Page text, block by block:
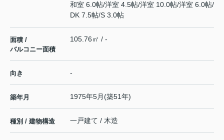
和室 6.0帖/洋室 4.5帖/洋室 10.0帖/洋室 6.0帖/
DK 7.5帖/S 3.0帖
面積 /
バルコニー面積
105.76㎡ / -
向き -
築年月 1975年5月(築51年)
種別 / 建物構造 一戸建て / 木造